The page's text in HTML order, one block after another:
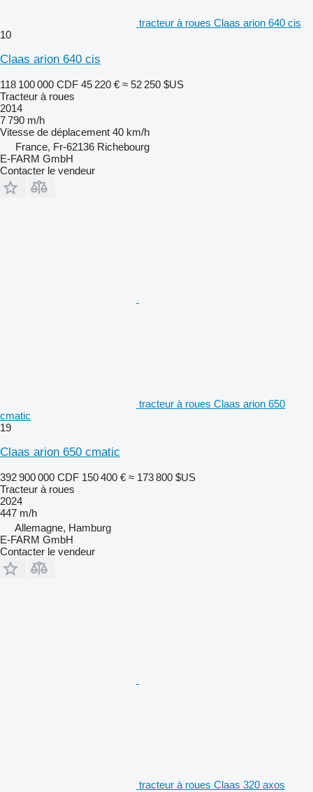
tracteur à roues Claas arion 640 cis
10
Claas arion 640 cis
118 100 000 CDF 45 220 € ≈ 52 250 $US
Tracteur à roues
2014
7 790 m/h
Vitesse de déplacement 40 km/h
France, Fr-62136 Richebourg
E-FARM GmbH
Contacter le vendeur
tracteur à roues Claas arion 650
cmatic
19
Claas arion 650 cmatic
392 900 000 CDF 150 400 € ≈ 173 800 $US
Tracteur à roues
2024
447 m/h
Allemagne, Hamburg
E-FARM GmbH
Contacter le vendeur
tracteur à roues Claas 320 axos